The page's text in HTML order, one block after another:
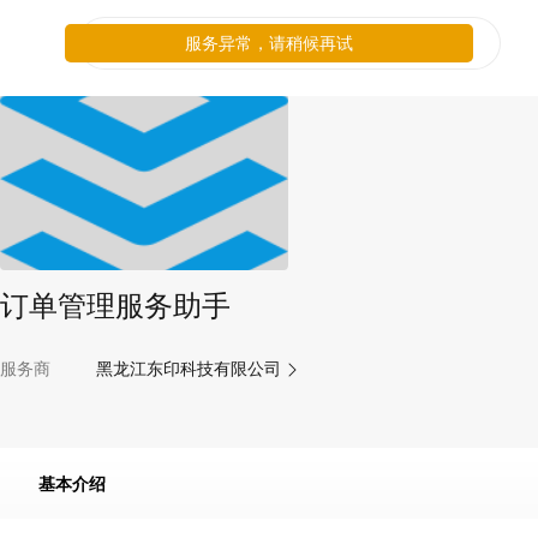
订单管理服务助手
服务商 黑龙江东印科技有限公司
基本介绍
服务异常，请稍候再试